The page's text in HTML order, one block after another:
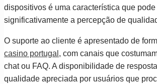
dispositivos é uma característica que
significativamente a percepção de
O suporte ao cliente é apresentado de
casino portugal , com canais que
chat ou FAQ. A disponibilidade de
qualidade apreciada por usuários que